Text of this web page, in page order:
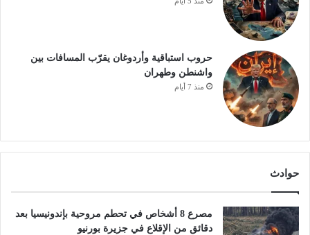
حروب استباقية وأردوغان يقرّب المسافات بين
واشنطن وطهران
منذ 7 أيام
حوادث
مصرع 8 أشخاص في تحطم مروحية بإندونيسيا بعد
دقائق من الإقلاع في جزيرة بورنيو